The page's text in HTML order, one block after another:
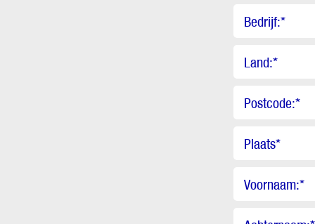
Bedrijf:*
Land:*
Postcode:*
Plaats*
Voornaam:*